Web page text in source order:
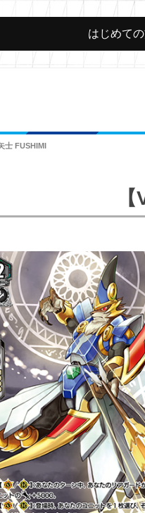
はじめて
士 FUSHIMI